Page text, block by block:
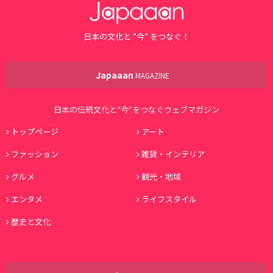
日本の文化と ”今” をつなぐ！
Japaaan MAGAZINE
日本の伝統文化と"今"をつなぐウェブマガジン
トップページ
アート
ファッション
雑貨・インテリア
グルメ
観光・地域
エンタメ
ライフスタイル
歴史と文化